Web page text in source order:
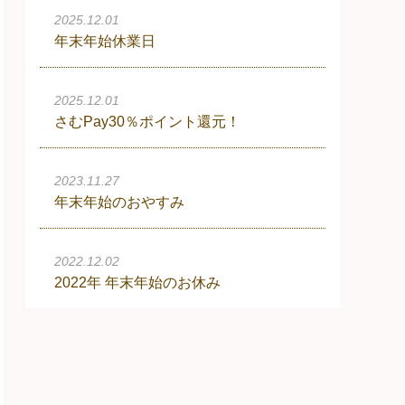
2025.12.01
年末年始休業日
2025.12.01
さむPay30％ポイント還元！
2023.11.27
年末年始のおやすみ
2022.12.02
2022年 年末年始のお休み